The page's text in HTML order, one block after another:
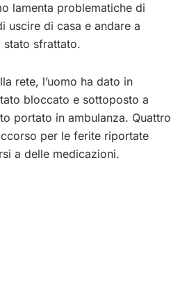
lamenta problematiche di
uscire di casa e andare a
stato sfrattato.
rete, l’uomo ha dato in
bloccato e sottoposto a
portato in ambulanza. Quattro
per le ferite riportate
a delle medicazioni.